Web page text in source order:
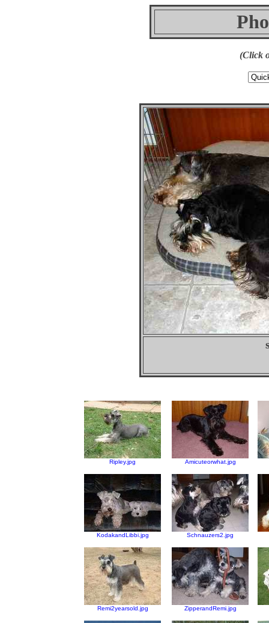
(Click
Ripley.jpg Amicuteorwhat.jpg
KodakandLibbi.jpg Schnauzers2.jpg
Remi2yearsold.jpg ZipperandRemi.jpg